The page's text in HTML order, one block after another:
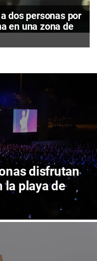
dos personas por
en una zona de
disfrutan
la playa de